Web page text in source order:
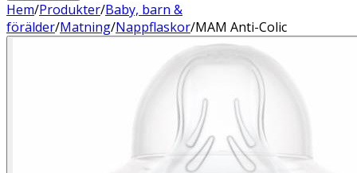
Hem/Produkter/Baby, barn &
förälder/Matning/Nappflaskor/MAM Anti-Colic